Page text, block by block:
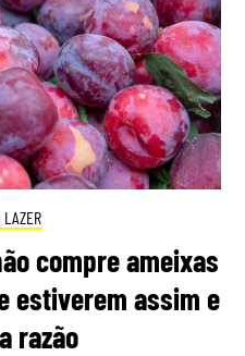
compre ameixas
estiverem assim e
razão